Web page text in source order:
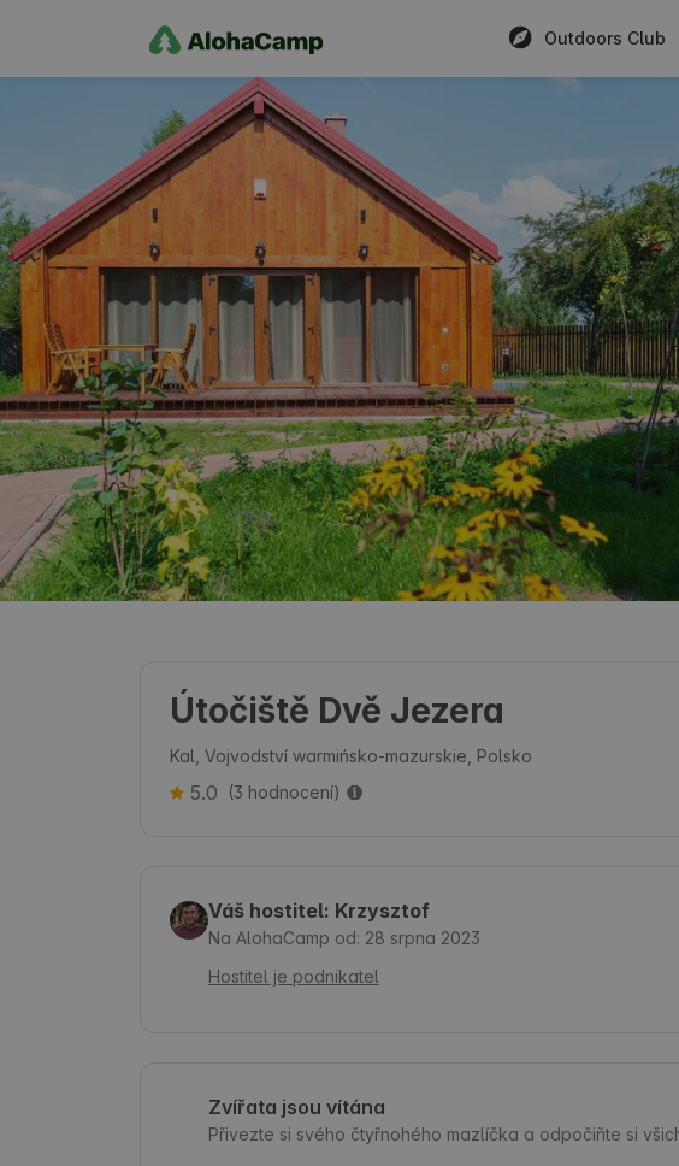
Outdoors Club
Útočiště Dvě Jezera
Kal, Vojvodství warmińsko-mazurskie, Polsko
5.0 (3 hodnocení)
Váš hostitel: Krzysztof
Na AlohaCamp od: 28 srpna 2023
Hostitel je podnikatel
Zvířata jsou vítána
Přivezte si svého čtyřnohého mazlíčka a odpočiňte si